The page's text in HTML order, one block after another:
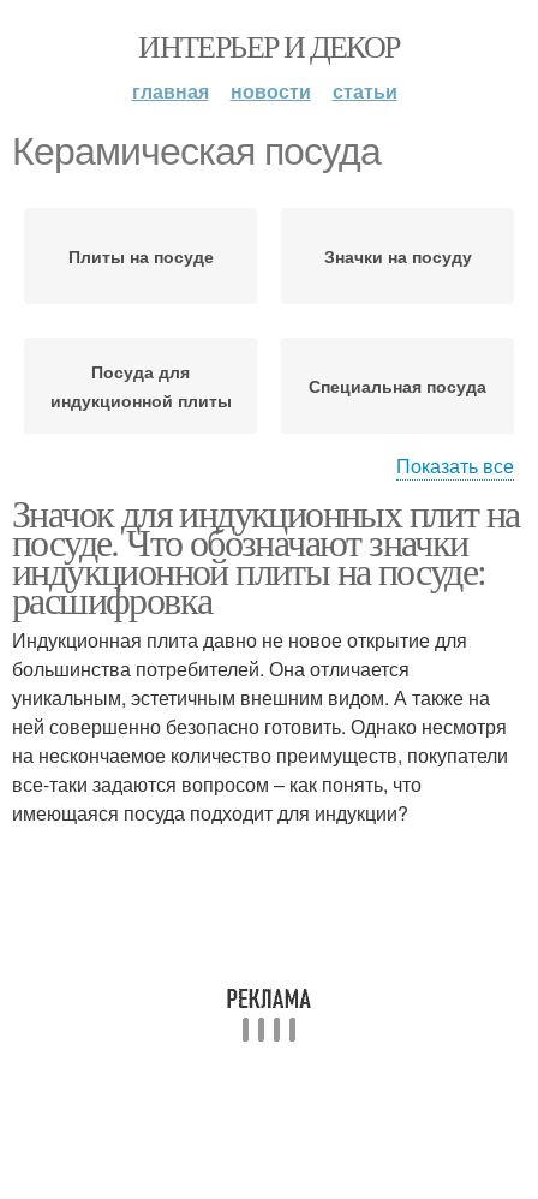
ИНТЕРЬЕР И ДЕКОР
главная новости статьи
Керамическая посуда
Плиты на посуде Значки на посуду
Посуда для
индукционной плиты
Специальная посуда
посуда
индукционных плит
Посуда с индукционным
дном
Индукционная посуда
Показать все
Значок для индукционных плит на
посуде. Что обозначают значки
индукционной плиты на посуде:
расшифровка
Индукционная плита давно не новое открытие для
большинства потребителей. Она отличается
уникальным, эстетичным внешним видом. А также на
ней совершенно безопасно готовить. Однако несмотря
на нескончаемое количество преимуществ, покупатели
все-таки задаются вопросом – как понять, что
имеющаяся посуда подходит для индукции?